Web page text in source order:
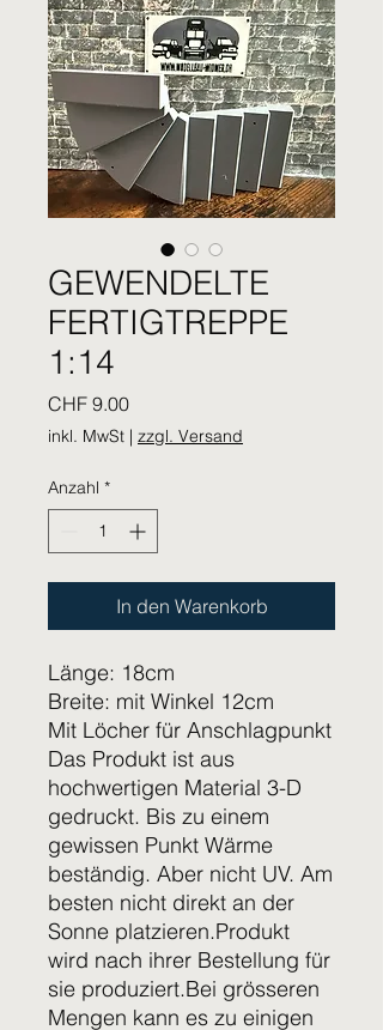
GEWENDELTE
FERTIGTREPPE
1:14
CHF 9.00Preis
inkl. MwSt | zzgl. Versand
Anzahl *
In den Warenkorb
Länge: 18cm
Breite: mit Winkel 12cm
Mit Löcher für Anschlagpunkt
Das Produkt ist aus
hochwertigen Material 3-D
gedruckt. Bis zu einem
gewissen Punkt Wärme
beständig. Aber nicht UV. Am
besten nicht direkt an der
Sonne platzieren.Produkt
wird nach ihrer Bestellung für
sie produziert.Bei grösseren
Mengen kann es zu einigen